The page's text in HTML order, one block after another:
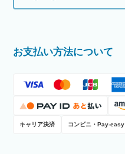
お支払い方法について
キャリア決済 コンビニ・Pay-easy